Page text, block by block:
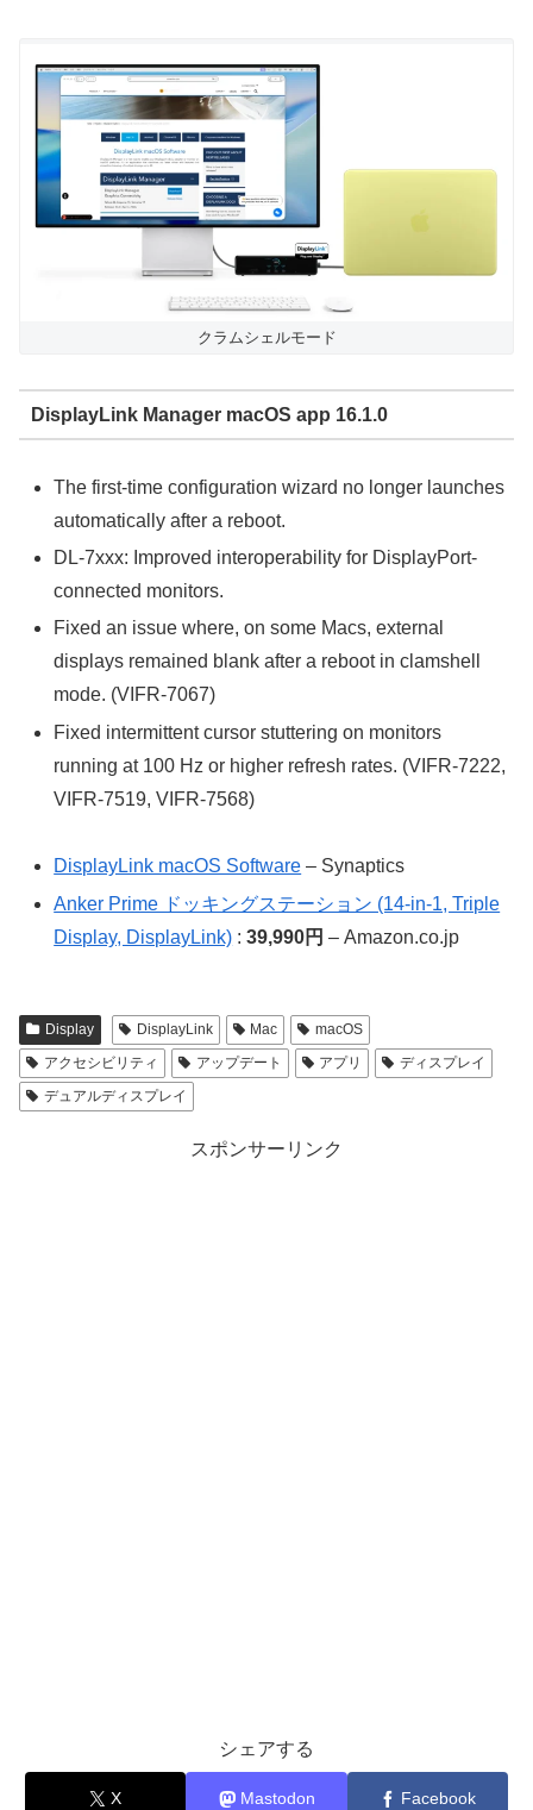
クラムシェルモード
DisplayLink Manager macOS app 16.1.0
The first-time configuration wizard no longer launches
automatically after a reboot.
DL-7xxx: Improved interoperability for DisplayPort-
connected monitors.
Fixed an issue where, on some Macs, external
displays remained blank after a reboot in clamshell
mode. (VIFR-7067)
Fixed intermittent cursor stuttering on monitors
running at 100 Hz or higher refresh rates. (VIFR-7222,
VIFR-7519, VIFR-7568)
DisplayLink macOS Software – Synaptics
Anker Prime ドッキングステーション (14-in-1, Triple
Display, DisplayLink) :39,990円 – Amazon.co.jp
Display DisplayLink Mac
macOS
アクセシビリティ
アップデート アプリ
ディスプレイ
デュアルディスプレイ
スポンサーリンク
シェアする
X Mastodon Facebook